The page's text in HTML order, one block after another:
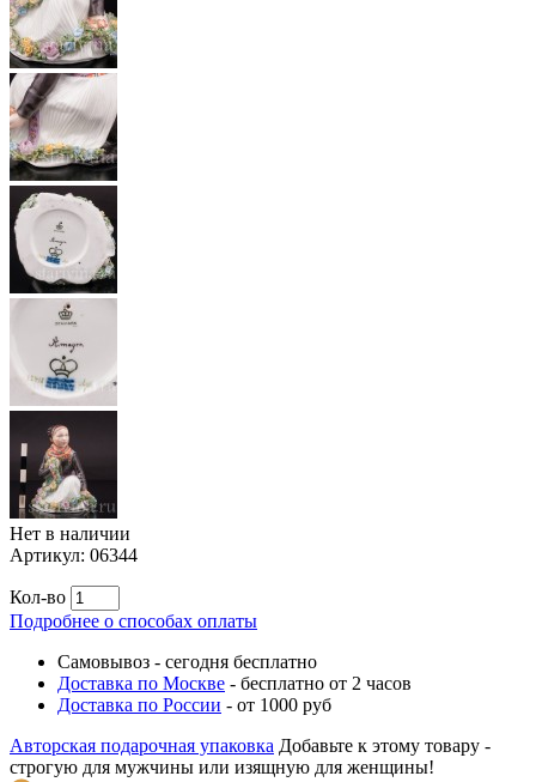
Нет в наличии
Артикул: 06344
Кол-во
Подробнее о способах оплаты
Самовывоз - сегодня бесплатно
Доставка по Москве - бесплатно от 2 часов
Доставка по России - от 1000 руб
Авторская подарочная упаковка Добавьте к этому товару -
строгую для мужчины или изящную для женщины!